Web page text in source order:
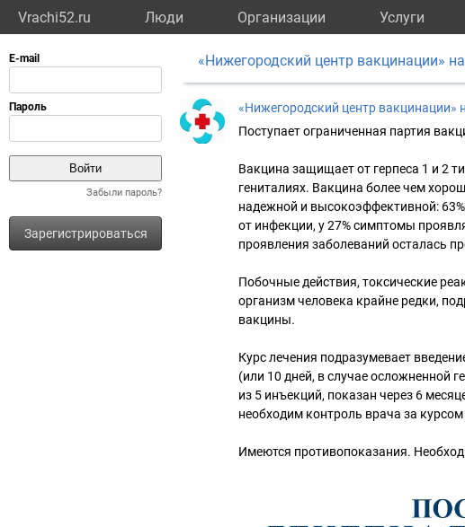
Vrachi52.ru Люди Организации Услуги
Забыли пароль?
Зарегистрироваться
«Нижегородский центр вакцинации»
«Нижегородский центр вакцинации»
Поступает ограниченная партия
Вакцина защищает от герпеса 1 и 2
гениталиях. Вакцина более чем
надежной и высокоэффективной:
от инфекции, у 27% симптомы
проявления заболеваний осталась
Побочные действия, токсические
организм человека крайне редки,
вакцины.
Курс лечения подразумевает
(или 10 дней, в случае осложненной
из 5 инъекций, показан через 6
необходим контроль врача за
Имеются противопоказания.